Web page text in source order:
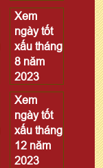
Xem
ngày tốt
xấu tháng
8 năm
2023
Xem
ngày tốt
xấu tháng
12 năm
2023